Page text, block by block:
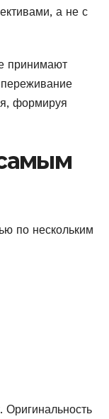
а не с
принимают
переживание
формируя
по нескольким